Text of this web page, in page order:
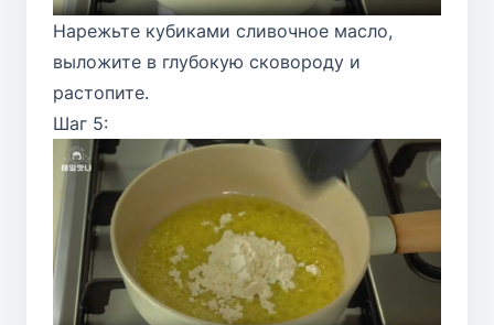
Нарежьте кубиками сливочное масло,
выложите в глубокую сковороду и
растопите.
Шаг 5: